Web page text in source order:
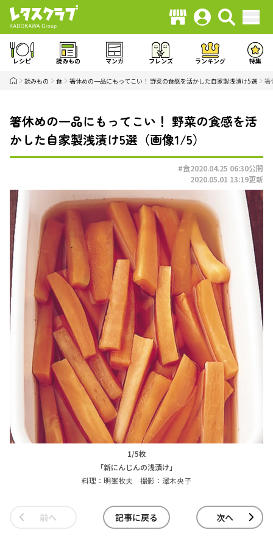
レシピ 読みもの マンガ フレンズ ランキング 特集
読みもの 食 箸休めの一品にもってこい！ 野菜の食感を活かした自家製浅漬け5選 箸
箸休めの一品にもってこい！ 野菜の食感を活
かした自家製浅漬け5選（画像1/5）
#食2020.04.25 06:30公開
2020.05.01 13:19更新
1/5枚
「新にんじんの浅漬け」
料理：明峯牧夫 撮影：澤木央子
前へ 記事に戻る 次へ